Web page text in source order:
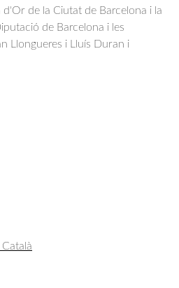
de la Ciutat de Barcelona i la
de Barcelona i les
Llongueres i Lluís Duran i